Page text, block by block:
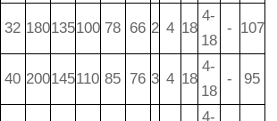
32 180135100 78 66 2 4 18
4-
18
- 107
40 200145110 85 76 3 4 18
4-
18
- 95
4-